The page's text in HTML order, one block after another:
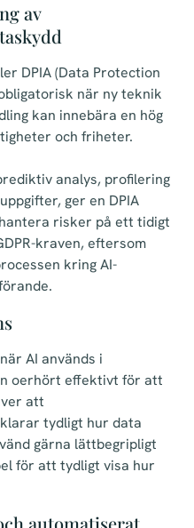
av
DPIA (Data Protection
när ny teknik
kan innebära en hög
och friheter.
analys, profilering
ger en DPIA
risker på ett tidigt
kraven, eftersom
kring AI-
AI används i
oerhört effektivt för att
att
tydligt hur data
gärna lättbegripligt
för att tydligt visa hur
automatiserat